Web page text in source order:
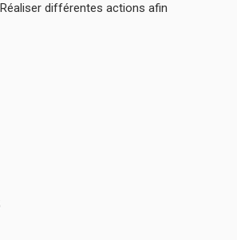
différentes actions afin